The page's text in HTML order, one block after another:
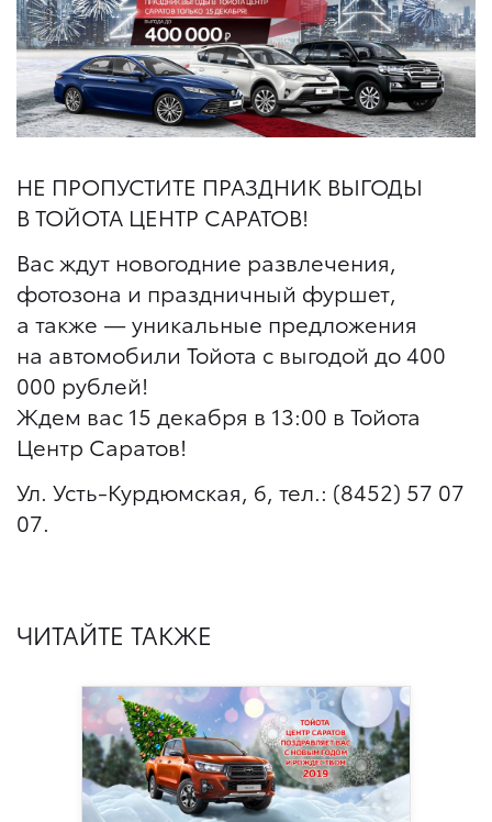
НЕ ПРОПУСТИТЕ ПРАЗДНИК ВЫГОДЫ
В ТОЙОТА ЦЕНТР САРАТОВ!
Вас ждут новогодние развлечения,
фотозона и праздничный фуршет,
а также — уникальные предложения
на автомобили Тойота с выгодой до 400
000 рублей!
Ждем вас 15 декабря в 13:00 в Тойота
Центр Саратов!
Ул. Усть-Курдюмская, 6, тел.: (8452) 57 07
07.
ЧИТАЙТЕ ТАКЖЕ